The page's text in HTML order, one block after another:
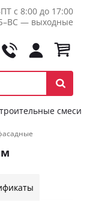
Оптовикам
с 8:00 до 17:00
— выходные
смеси